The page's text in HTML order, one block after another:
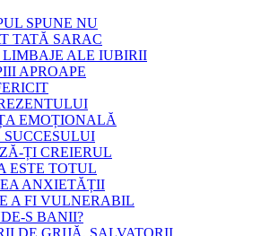
SPUNE NU
TATĂ SARAC
LIMBAJE ALE IUBIRII
APROAPE
EMOȚIONALĂ
SUCCESULUI
ȚI CREIERUL
ESTE TOTUL
ANXIETĂȚII
A FI VULNERABIL
S BANII?